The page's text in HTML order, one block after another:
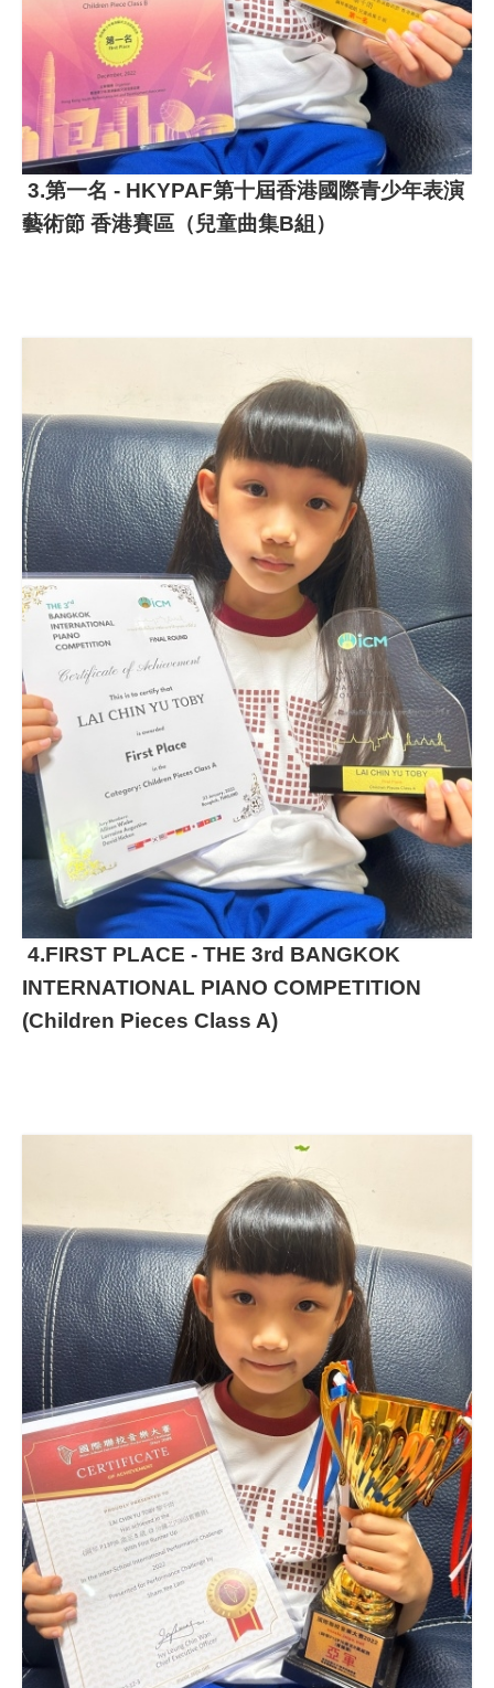
3.第一名 - HKYPAF第十屆香港國際青少年表演
藝術節 香港賽區（兒童曲集B組）
4.FIRST PLACE - THE 3rd BANGKOK
INTERNATIONAL PIANO COMPETITION
(Children Pieces Class A)